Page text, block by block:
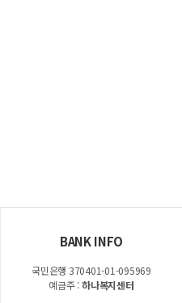
BANK INFO
국민은행 370401-01-095969
예금주 :하나복지센터